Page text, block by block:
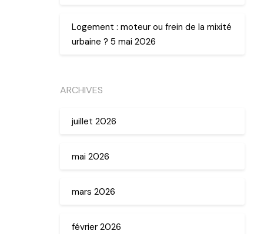
Logement : moteur ou frein de la mixité
urbaine ? 5 mai 2026
ARCHIVES
juillet 2026
mai 2026
mars 2026
février 2026